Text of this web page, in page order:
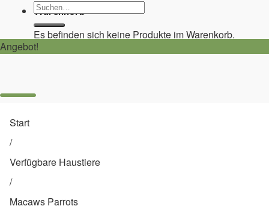
Warenkorb
Es befinden sich keine Produkte im Warenkorb.
Suchen
nach:
Angebot!
Start
/
Verfügbare Haustiere
/
Macaws Parrots